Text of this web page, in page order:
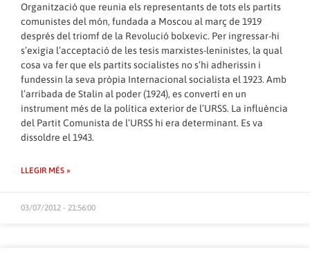
Organització que reunia els representants de tots els partits
comunistes del món, fundada a Moscou al març de 1919
després del triomf de la Revolució bolxevic. Per ingressar-hi
s’exigia l’acceptació de les tesis marxistes-leninistes, la qual
cosa va fer que els partits socialistes no s’hi adherissin i
fundessin la seva pròpia Internacional socialista el 1923. Amb
l’arribada de Stalin al poder (1924), es convertí en un
instrument més de la política exterior de l’URSS. La influència
del Partit Comunista de l’URSS hi era determinant. Es va
dissoldre el 1943.
LLEGIR MÉS »
03/07/2012 - 21:56:00